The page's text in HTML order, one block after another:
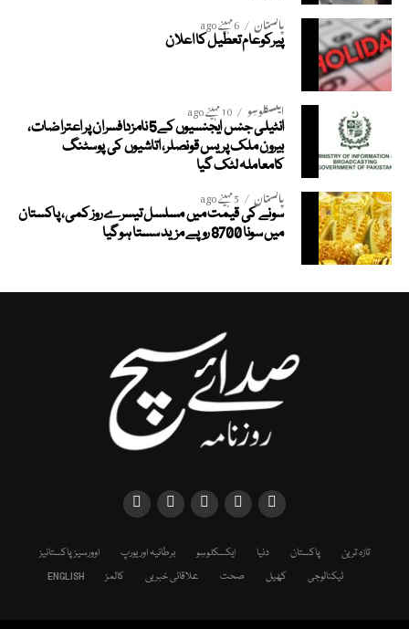
پاکستان 6 مہینے ago
پیرکوعام تعطیل کا اعلان
ایکسکلوسِو 10 مہینے ago
انٹیلی جنس ایجنسیوں کے5 نامزدافسران پر اعتراضات،
بیرون ملک پریس قونصلر، اتاشیوں کی پوسٹنگ
کامعاملہ لٹک گیا
پاکستان 5 مہینے ago
سونے کی قیمت میں مسلسل تیسرے روز کمی، پاکستان
میں سونا 8700 روپے مزید سستا ہوگیا
تازہ ترین پاکستان دنیا ایکسکلوسِو برطانیہ اور یورپ
اوورسیز پاکستانیز
ٹیکنالوجی
کھیل صحت علاقائی خبریں کالمز ENGLISH